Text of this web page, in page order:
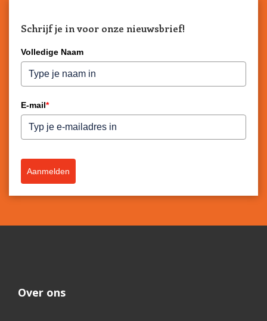
Schrijf je in voor onze nieuwsbrief!
Volledige Naam
E-mail*
Aanmelden
Over ons